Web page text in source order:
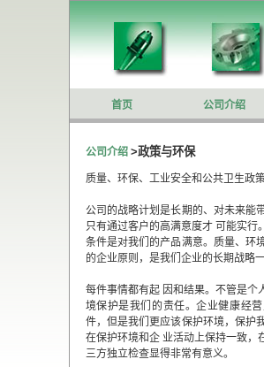
首页 公司介绍
公司介绍 >政策与环保
质量、环保、工业安全和公共卫生政
公司的战略计划是长期的、对未来能
只有通过客户的高满意度才 可能实行
条件是对我们的产品满意。质量、环
的企业原则，是我们企业的长期战略
每件事情都有起 因和结果。不管是个
境保护是我们的责任。企业健康经
件，但是我们更应该保护环境，保护
在保护环境和企 业活动上保持一致，
三方独立检查显得非常有意义。